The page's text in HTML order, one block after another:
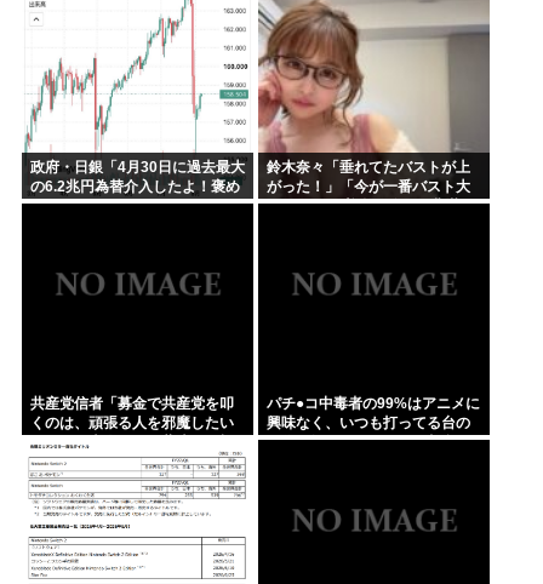
政府・日銀「4月30日に過去最大
の6.2兆円為替介入したよ！褒め
てよ！」
鈴木奈々「垂れてたバストが上
がった！」「今が一番バスト大
きい！」 下着姿を公開、豊満な
共産党信者「募金で共産党を叩
くのは、頑張る人を邪魔したい
という日本人らしい薄暗い欲望
のせい」
パチ●コ中毒者の99%はアニメに
興味なく、いつも打ってる台の
原作も知らないという不都合な